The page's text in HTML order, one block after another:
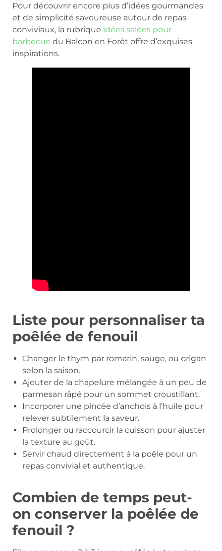
Pour découvrir encore plus d’idées gourmandes
et de simplicité savoureuse autour de repas
conviviaux, la rubrique idées salées pour
barbecue du Balcon en Forêt offre d’exquises
inspirations.
Liste pour personnaliser ta
poêlée de fenouil
Changer le thym par romarin, sauge, ou origan
selon la saison.
Ajouter de la chapelure mélangée à un peu de
parmesan râpé pour un sommet croustillant.
Incorporer une pincée d’anchois à l’huile pour
relever subtilement la saveur.
Prolonger ou raccourcir la cuisson pour ajuster
la texture au goût.
Servir chaud directement à la poêle pour un
repas convivial et authentique.
Combien de temps peut-
on conserver la poêlée de
fenouil ?